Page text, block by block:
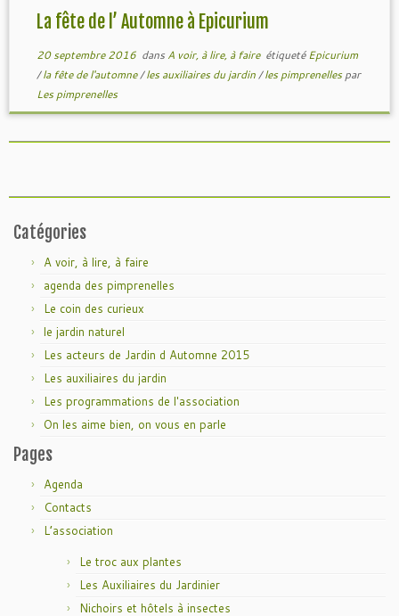
La fête de l’ Automne à Epicurium
20 septembre 2016dans A voir, à lire, à faire étiquetéEpicurium
/la fête de l'automne/les auxiliaires du jardin/les pimprenellespar
Les pimprenelles
Catégories
A voir, à lire, à faire
agenda des pimprenelles
Le coin des curieux
le jardin naturel
Les acteurs de Jardin d Automne 2015
Les auxiliaires du jardin
Les programmations de l'association
On les aime bien, on vous en parle
Pages
Agenda
Contacts
L’association
Le troc aux plantes
Les Auxiliaires du Jardinier
Nichoirs et hôtels à insectes